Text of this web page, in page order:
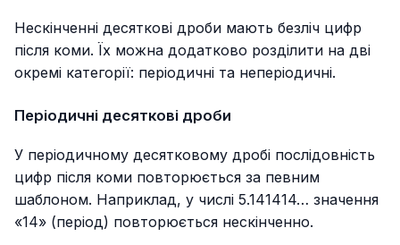
Нескінченні десяткові дроби мають безліч цифр
після коми. Їх можна додатково розділити на дві
окремі категорії: періодичні та неперіодичні.
Періодичні десяткові дроби
У періодичному десятковому дробі послідовність
цифр після коми повторюється за певним
шаблоном. Наприклад, у числі 5.141414… значення
«14» (період) повторюється нескінченно.